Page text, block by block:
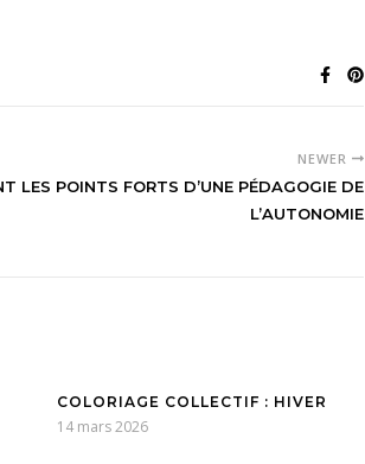
NEWER
LES POINTS FORTS D’UNE PÉDAGOGIE DE
L’AUTONOMIE
COLORIAGE COLLECTIF : HIVER
14 mars 2026